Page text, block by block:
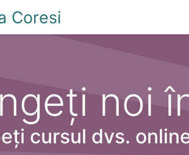
Coresi
noi
cursul dvs.